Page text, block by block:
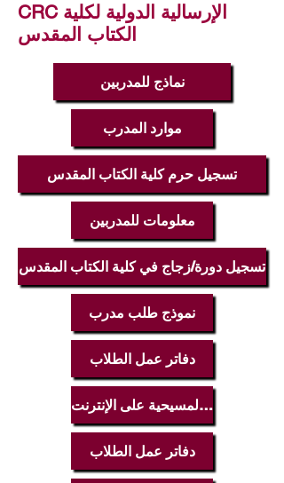
CRC الإرسالية الدولية لكلية
الكتاب المقدس
نماذج للمدربين
موارد المدرب
تسجيل حرم كلية الكتاب المقدس
معلومات للمدربين
تسجيل دورة/زجاج في كلية الكتاب المقدس
نموذج طلب مدرب
دفاتر عمل الطلاب
المكتبة المسيحية على الإنترنت
دفاتر عمل الطلاب